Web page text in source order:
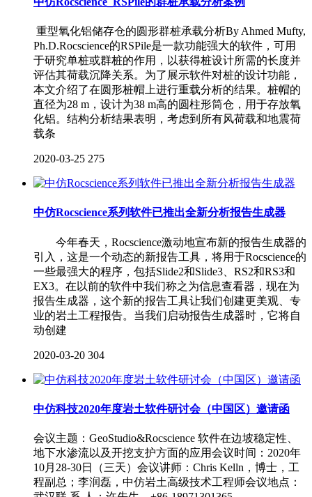
重型氧化铝储存仓的圆形群桩承载分析By Ahmed Mufty,
Ph.D.Rocscience的RSPile是一款功能强大的软件，可用
于研究单桩或群桩的作用，以获得桩设计所需的长度并
评估其荷载沉降关系。为了展示软件对桩的设计功能，
本文介绍了在圆形桩帽上进行重载分析的结果。桩帽的
直径为28 m，设计为38 m高的圆柱形筒仓，用于存放氧
化铝。结构分析结果表明，考虑到所有风荷载和地震荷
载条
2020-03-25 275
中仿Rocscience系列软件已推出全新分析报告生成器
今年春天，Rocscience激动地宣布新的报告生成器的
引入，这是一个动态的新报告工具，将用于Rocscience的
一些最强大的程序，包括Slide2和Slide3、RS2和RS3和
EX3。在以前的软件中我们称之为信息查看器，现在为
报告生成器，这个新的报告工具让我们创建更美观、专
业的岩土工程报告。当我们启动报告生成器时，它将自
动创建
2020-03-20 304
中仿科技2020年度岩土软件研讨会（中国区）邀请函
会议主题：GeoStudio&Rocscience 软件在边坡稳定性、
地下水渗流以及开挖支护方面的应用会议时间：2020年
10月28-30日（三天）会议讲师：Chris Kelln，博士，工
程副总；李润磊，中仿岩土高级技术工程师会议地点：